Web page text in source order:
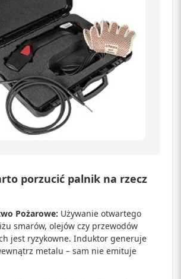
porzucić palnik na rzecz
Pożarowe: Używanie otwartego
smarów, olejów czy przewodów
jest ryzykowne. Induktor generuje
metalu – sam nie emituje